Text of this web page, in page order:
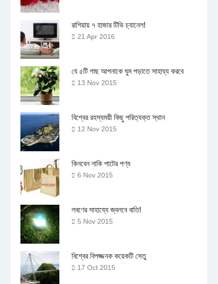
রাশিয়ায় ৭ হাজার টিভি চ্যানেল!
21 Apr 2016
যে ৫টি গাছ আপনাকে ঘুম পড়াতে সাহায্য করবে
13 Nov 2015
বিশ্বের রহস্যময়ী কিছু পরিত্যক্ত স্থান
12 Nov 2015
কিনবেন নাকি পাটের পণ্য
6 Nov 2015
লবণের সাহায্যে জ্বলবে বাতি!
5 Nov 2015
বিশ্বের বিপজ্জনক কয়েকটি সেতু
17 Oct 2015